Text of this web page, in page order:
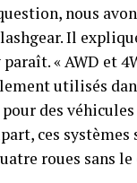
nous
Il
« AWD et
utilisés
des
ces
roues sans